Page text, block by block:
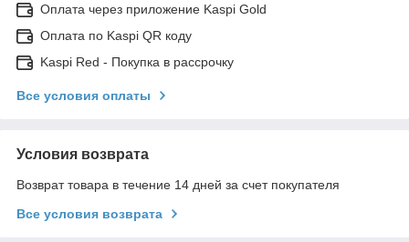
Оплата через приложение Kaspi Gold
Оплата по Kaspi QR коду
Kaspi Red - Покупка в рассрочку
Все условия оплаты
Условия возврата
Возврат товара в течение 14 дней за счет покупателя
Все условия возврата